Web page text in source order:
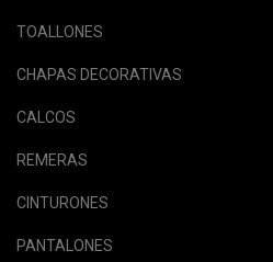
TOALLONES
CHAPAS DECORATIVAS
CALCOS
REMERAS
CINTURONES
PANTALONES